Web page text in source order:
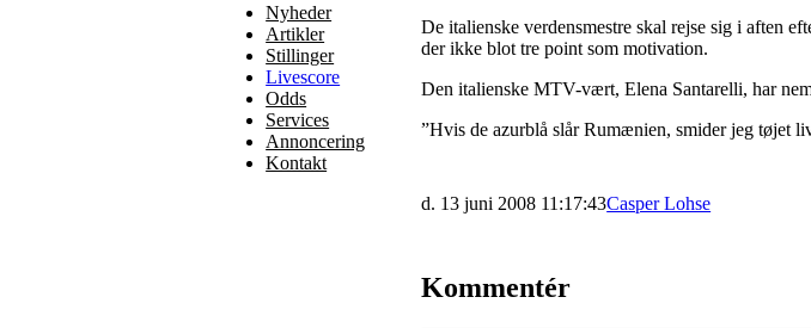
Nyheder
Artikler
Stillinger
Livescore
Odds
Services
Annoncering
Kontakt
De italienske verdensmestre skal rejse sig i aften
der ikke blot tre point som motivation.
Den italienske MTV-vært, Elena Santarelli, har
”Hvis de azurblå slår Rumænien, smider jeg tøjet
d. 13 juni 2008 11:17:43Casper Lohse
Kommentér